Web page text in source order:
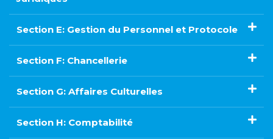
Section E: Gestion du Personnel et Protocole
Section F: Chancellerie
Section G: Affaires Culturelles
Section H: Comptabilité